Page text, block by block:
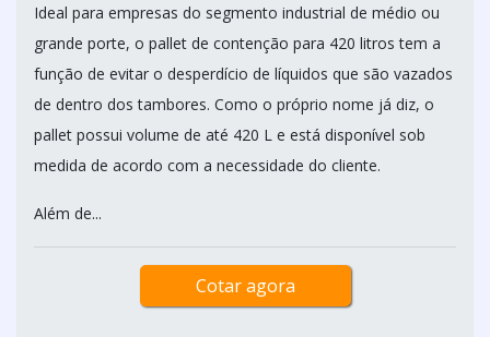
Ideal para empresas do segmento industrial de médio ou
grande porte, o pallet de contenção para 420 litros tem a
função de evitar o desperdício de líquidos que são vazados
de dentro dos tambores. Como o próprio nome já diz, o
pallet possui volume de até 420 L e está disponível sob
medida de acordo com a necessidade do cliente.
Além de...
Cotar agora